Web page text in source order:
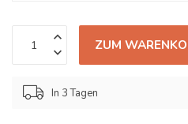
ZUM
In 3 Tagen